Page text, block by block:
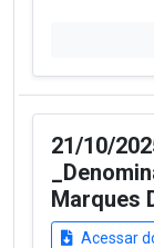
21/10/
Marques
Acessar